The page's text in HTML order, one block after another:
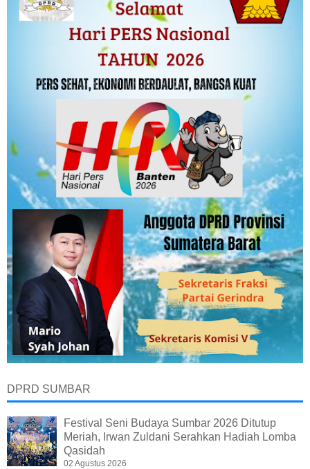
DPRD SUMBAR
Festival Seni Budaya Sumbar 2026 Ditutup
Meriah, Irwan Zuldani Serahkan Hadiah Lomba
Qasidah
02 Agustus 2026